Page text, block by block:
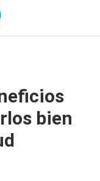
bien